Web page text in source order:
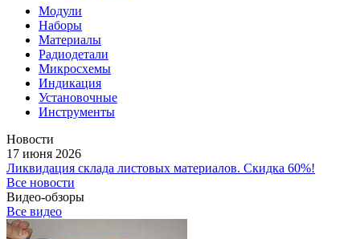
Модули
Наборы
Материалы
Радиодетали
Микросхемы
Индикация
Установочные
Инструменты
Новости
17 июня 2026
Ликвидация склада листовых материалов. Скидка 60%!
Все новости
Видео-обзоры
Все видео